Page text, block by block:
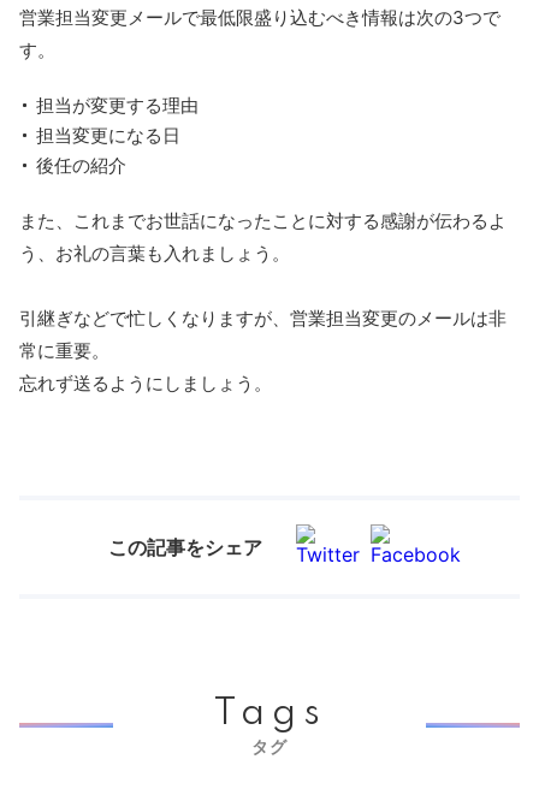
営業担当変更メールで最低限盛り込むべき情報は次の3つで
す。
担当が変更する理由
担当変更になる日
後任の紹介
また、これまでお世話になったことに対する感謝が伝わるよ
う、お礼の言葉も入れましょう。
引継ぎなどで忙しくなりますが、営業担当変更のメールは非
常に重要。
忘れず送るようにしましょう。
この記事をシェア
Tags
タグ